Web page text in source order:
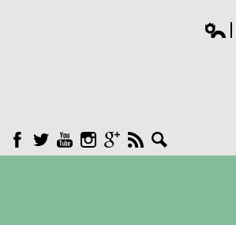
Facebook
TwitterYouTubeInstagram
Google+
RSSSearch